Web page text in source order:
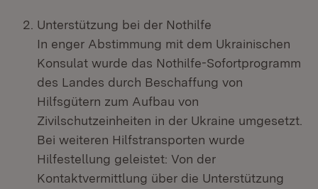
Unterstützung bei der Nothilfe
In enger Abstimmung mit dem Ukrainischen
Konsulat wurde das Nothilfe-Sofortprogramm
des Landes durch Beschaffung von
Hilfsgütern zum Aufbau von
Zivilschutzeinheiten in der Ukraine umgesetzt.
Bei weiteren Hilfstransporten wurde
Hilfestellung geleistet: Von der
Kontaktvermittlung über die Unterstützung